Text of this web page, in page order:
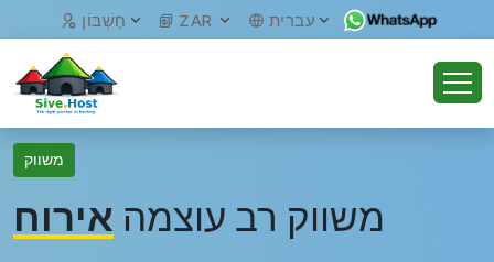
חֶשְׁבּוֹן ZAR עברית
משווק
משווק רב עוצמה אירוח